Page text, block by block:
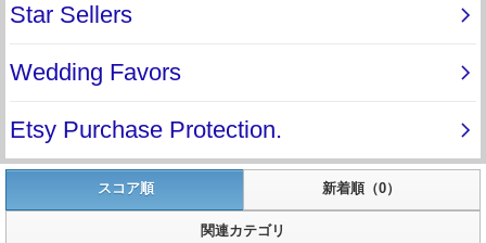
スコア順 新着順（0）
関連カテゴリ